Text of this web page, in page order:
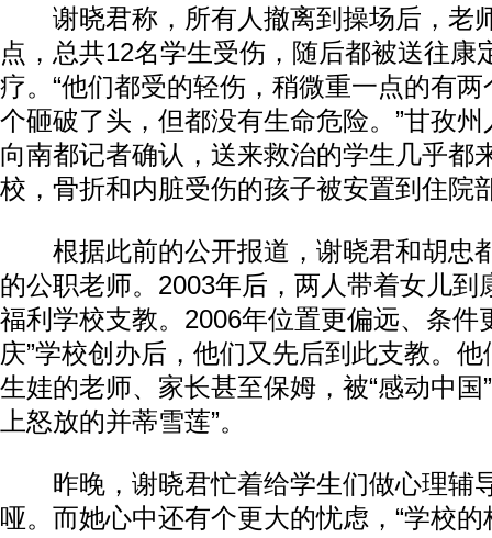
谢晓君称，所有人撤离到操场后，老
点，总共12名学生受伤，随后都被送往康
疗。“他们都受的轻伤，稍微重一点的有
个砸破了头，但都没有生命危险。”甘孜
向南都记者确认，送来救治的学生几乎都
校，骨折和内脏受伤的孩子被安置到住院
根据此前的公开报道，谢晓君和胡忠
的公职老师。2003年后，两人带着女儿到
福利学校支教。2006年位置更偏远、条件
庆”学校创办后，他们又先后到此支教。
生娃的老师、家长甚至保姆，被“感动中国
上怒放的并蒂雪莲”。
昨晚，谢晓君忙着给学生们做心理辅
哑。而她心中还有个更大的忧虑，“学校